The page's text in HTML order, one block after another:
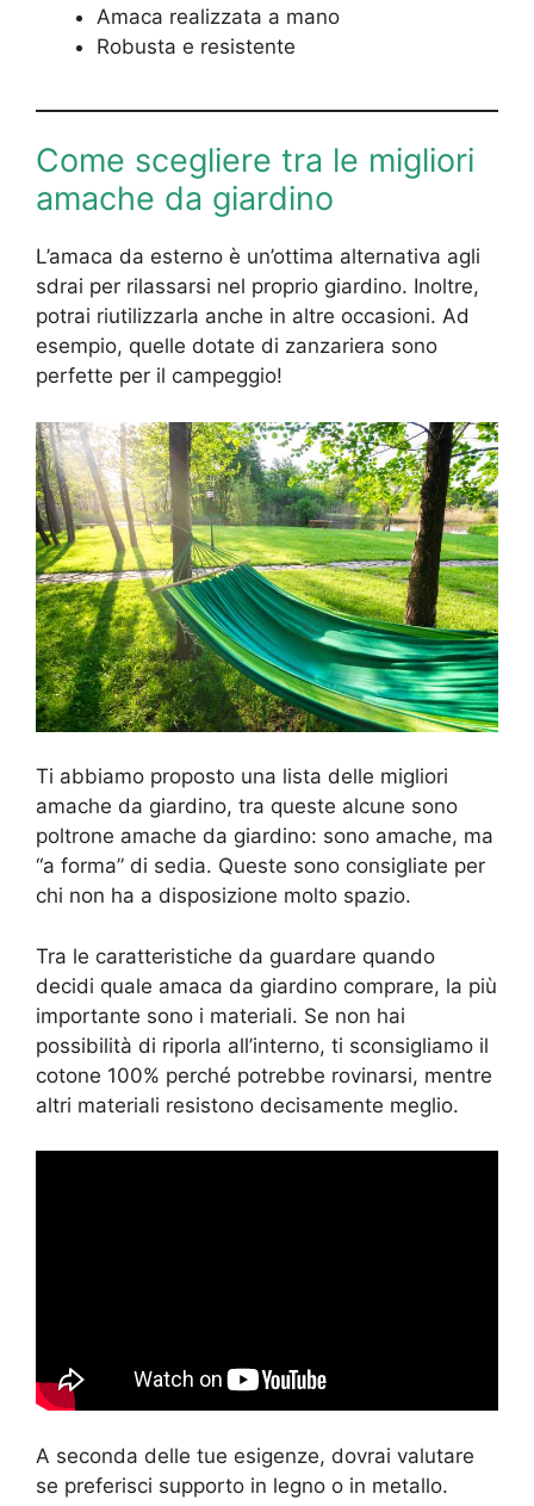
Amaca realizzata a mano
Robusta e resistente
Come scegliere tra le migliori
amache da giardino
L’amaca da esterno è un’ottima alternativa agli
sdrai per rilassarsi nel proprio giardino. Inoltre,
potrai riutilizzarla anche in altre occasioni. Ad
esempio, quelle dotate di zanzariera sono
perfette per il campeggio!
Ti abbiamo proposto una lista delle migliori
amache da giardino, tra queste alcune sono
poltrone amache da giardino: sono amache, ma
“a forma” di sedia. Queste sono consigliate per
chi non ha a disposizione molto spazio.
Tra le caratteristiche da guardare quando
decidi quale amaca da giardino comprare, la più
importante sono i materiali. Se non hai
possibilità di riporla all’interno, ti sconsigliamo il
cotone 100% perché potrebbe rovinarsi, mentre
altri materiali resistono decisamente meglio.
A seconda delle tue esigenze, dovrai valutare
se preferisci supporto in legno o in metallo.